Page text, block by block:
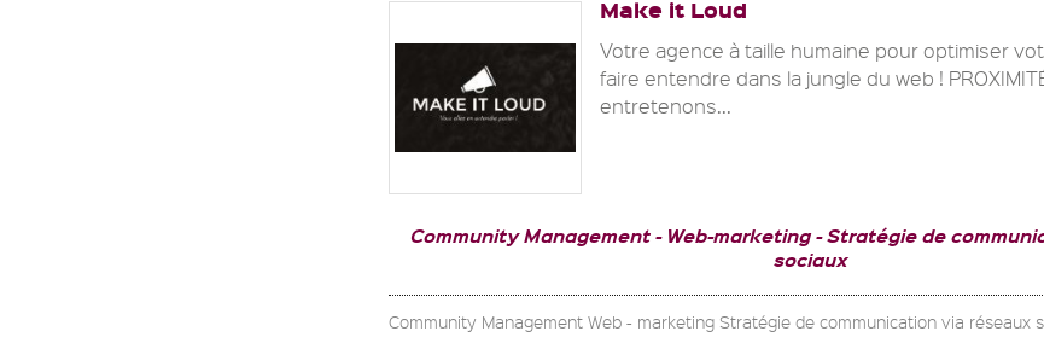
Make it Loud
Votre agence à taille humaine pour optimiser
faire entendre dans la jungle du web !
entretenons...
Community Management Web-marketing
Stratégie de
sociaux
Community Management Web - marketing Stratégie de communication via réseaux